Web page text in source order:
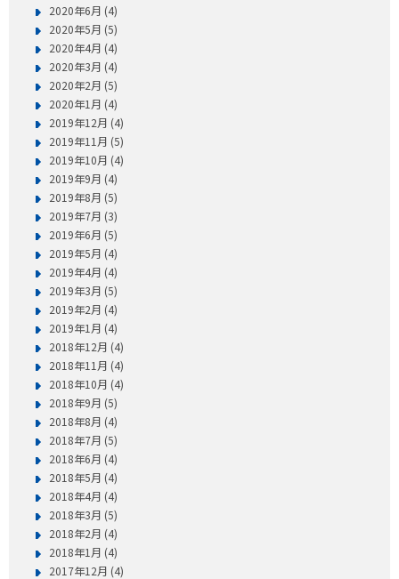
2020年6月 (4)
2020年5月 (5)
2020年4月 (4)
2020年3月 (4)
2020年2月 (5)
2020年1月 (4)
2019年12月 (4)
2019年11月 (5)
2019年10月 (4)
2019年9月 (4)
2019年8月 (5)
2019年7月 (3)
2019年6月 (5)
2019年5月 (4)
2019年4月 (4)
2019年3月 (5)
2019年2月 (4)
2019年1月 (4)
2018年12月 (4)
2018年11月 (4)
2018年10月 (4)
2018年9月 (5)
2018年8月 (4)
2018年7月 (5)
2018年6月 (4)
2018年5月 (4)
2018年4月 (4)
2018年3月 (5)
2018年2月 (4)
2018年1月 (4)
2017年12月 (4)